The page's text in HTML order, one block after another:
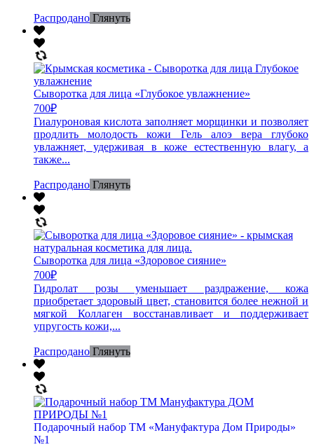
Распродано Глянуть
Сыворотка для лица «Глубокое увлажнение»
700₽
Гиалуроновая кислота заполняет морщинки и позволяет
продлить молодость кожи Гель алоэ вера глубоко
увлажняет, удерживая в коже естественную влагу, а
также...
Распродано Глянуть
Сыворотка для лица «Здоровое сияние»
700₽
Гидролат розы уменьшает раздражение, кожа
приобретает здоровый цвет, становится более нежной и
мягкой Коллаген восстанавливает и поддерживает
упругость кожи,...
Распродано Глянуть
Подарочный набор ТМ «Мануфактура Дом Природы»
№1